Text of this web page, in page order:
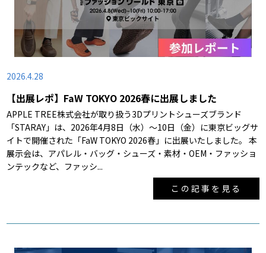
2026.4.28
【出展レポ】FaW TOKYO 2026春に出展しました
APPLE TREE株式会社が取り扱う3Dプリントシューズブランド
「STARAY」は、2026年4月8日（水）～10日（金）に東京ビッグサ
イトで開催された「FaW TOKYO 2026春」に出展いたしました。 本
展示会は、アパレル・バッグ・シューズ・素材・OEM・ファッショ
ンテックなど、ファッシ...
この記事を見る